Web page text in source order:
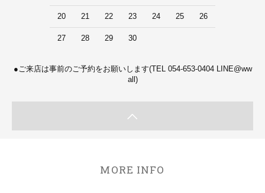
20 21 22 23 24 25 26
27 28 29 30
●ご来店は事前のご予約をお願いします(TEL 054-653-0404 LINE@ww
all)
MORE INFO